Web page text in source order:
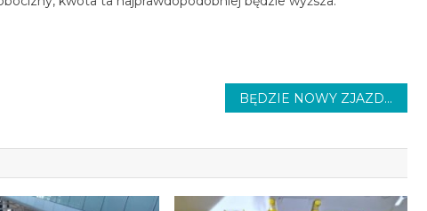
BĘDZIE NOWY ZJAZD